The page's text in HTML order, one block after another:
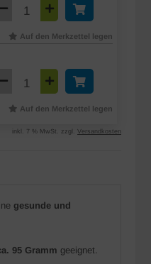
Auf den Merkzettel legen
Auf den Merkzettel legen
inkl. 7 % MwSt. zzgl. Versandkosten
gesunde und
95 Gramm geeignet.